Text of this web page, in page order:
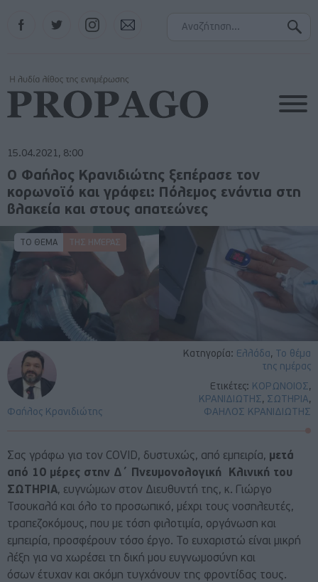
Instagram
15.04.2021, 8:00
ΤΟ ΘΕΜΑ ΤΗΣ ΗΜΈΡΑΣ
Κατηγορία: Ελλάδα,
Το θέμα
της ημέρας
Ετικέτες: ΚΟΡΩΝΟΙΟΣ,
ΚΡΑΝΙΔΙΩΤΗΣ, ΣΩΤΗΡΙΑ,
ΦΑΗΛΟΣ ΚΡΑΝΙΔΙΩΤΗΣ
Φαήλος Κρανιδιώτης
Ο Φαήλος Κρανιδιώτης ξεπέρασε τον
κορωνοϊό και γράφει: Πόλεμος ενάντια στη
βλακεία και στους απατεώνες
Σας γράφω για τον COVID, δυστυχώς, από εμπειρία, μετά
από 10 μέρες στην Δ΄ Πνευμονολογική Κλινική του
ΣΩΤΗΡΙΑ, ευγνώμων στον Διευθυντή της, κ. Γιώργο
Τσουκαλά και όλο το προσωπικό, μέχρι τους νοσηλευτές,
τραπεζοκόμους, που με τόση φιλοτιμία, οργάνωση και
εμπειρία, προσφέρουν τόσο έργο. Το ευχαριστώ είναι μικρή
λέξη για να χωρέσει τη δική μου ευγνωμοσύνη και
όσων έτυχαν και ακόμη τυγχάνουν της φροντίδας τους.